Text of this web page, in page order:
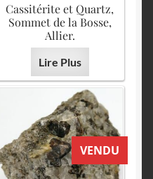
Cassitérite et Quartz,
Sommet de la Bosse,
Allier.
Lire Plus
VENDU